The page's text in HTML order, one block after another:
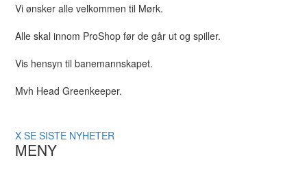
Vi ønsker alle velkommen til Mørk.
Alle skal innom ProShop før de går ut og spiller.
Vis hensyn til banemannskapet.
Mvh Head Greenkeeper.
X SE SISTE NYHETER
MENY